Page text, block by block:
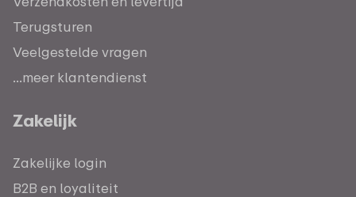
Terugsturen
Veelgestelde vragen
...meer klantendienst
Zakelijk
Zakelijke login
B2B en loyaliteit